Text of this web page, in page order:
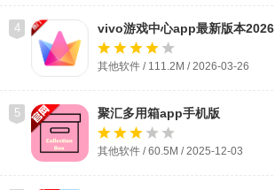
4 vivo游戏中心app最新版本2026
其他软件 / 111.2M / 2026-03-26
5 聚汇多用箱app手机版
其他软件 / 60.5M / 2025-12-03